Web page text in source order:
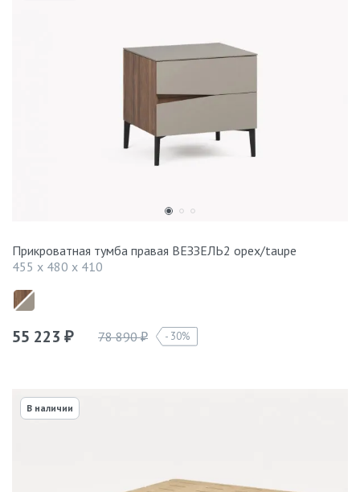
Прикроватная тумба правая ВЕЗЗЕЛЬ2 орех/taupe
455 x 480 x 410
55 223 ₽ 78 890₽ 30%
В наличии